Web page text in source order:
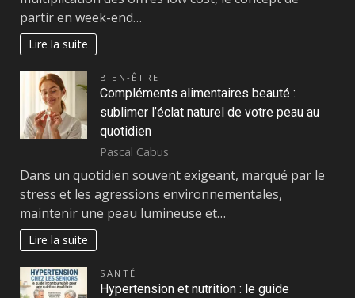
partir en week-end…
Lire la suite
BIEN-ÊTRE
Compléments alimentaires beauté :
sublimer l’éclat naturel de votre peau au
quotidien
Pascal Cabus
Dans un quotidien souvent exigeant, marqué par le
stress et les agressions environnementales,
maintenir une peau lumineuse et…
Lire la suite
SANTÉ
Hypertension et nutrition : le guide